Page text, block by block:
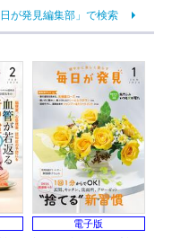
が発見編集部」で検索
電子版